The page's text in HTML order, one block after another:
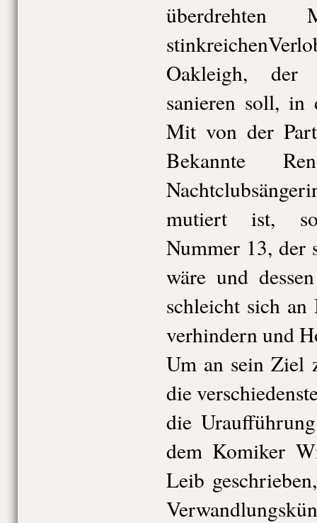
Oakleigh, der
sanieren soll, in
Mit von der
Bekannte
mutiert ist,
Nummer 13, der
wäre und
schleicht sich
verhindern und
Um an sein Ziel
die
die
dem Komiker
Leib